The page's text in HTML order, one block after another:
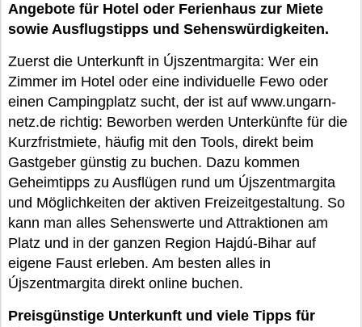
Angebote für Hotel oder Ferienhaus zur Miete
sowie Ausflugstipps und Sehenswürdigkeiten.
Zuerst die Unterkunft in Újszentmargita: Wer ein
Zimmer im Hotel oder eine individuelle Fewo oder
einen Campingplatz sucht, der ist auf www.ungarn-
netz.de richtig: Beworben werden Unterkünfte für die
Kurzfristmiete, häufig mit den Tools, direkt beim
Gastgeber günstig zu buchen. Dazu kommen
Geheimtipps zu Ausflügen rund um Újszentmargita
und Möglichkeiten der aktiven Freizeitgestaltung. So
kann man alles Sehenswerte und Attraktionen am
Platz und in der ganzen Region Hajdú-Bihar auf
eigene Faust erleben. Am besten alles in
Újszentmargita direkt online buchen.
Preisgünstige Unterkunft und viele Tipps für